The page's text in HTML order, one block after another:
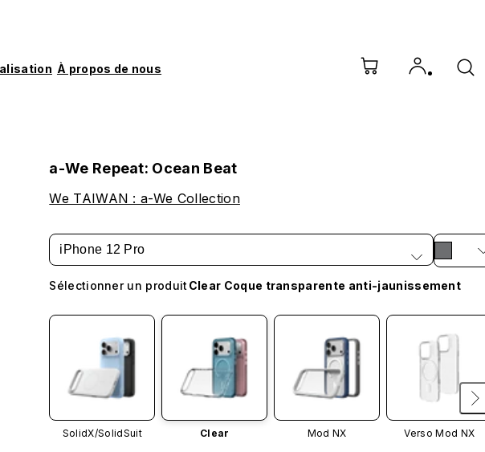
À propos de nous
a-We Repeat: Ocean Beat
We TAIWAN : a-We Collection
iPhone 12 Pro
Sélectionner un produit Clear Coque transparente anti-jaunissement
SolidX/SolidSuit Clear Mod NX Verso Mod NX